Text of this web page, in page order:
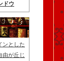
ドウ
ンとした
由が丘じ